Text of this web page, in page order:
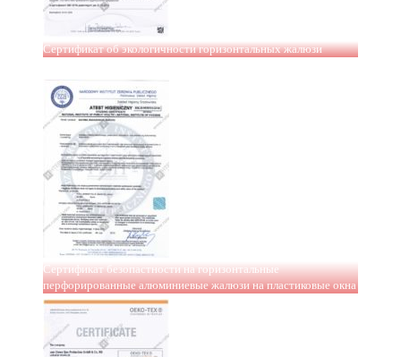
Сертификат об экологичности горизонтальных жалюзи
Сертификат безопастности на горизонтальные
перфорированные алюминиевые жалюзи на пластиковые окна